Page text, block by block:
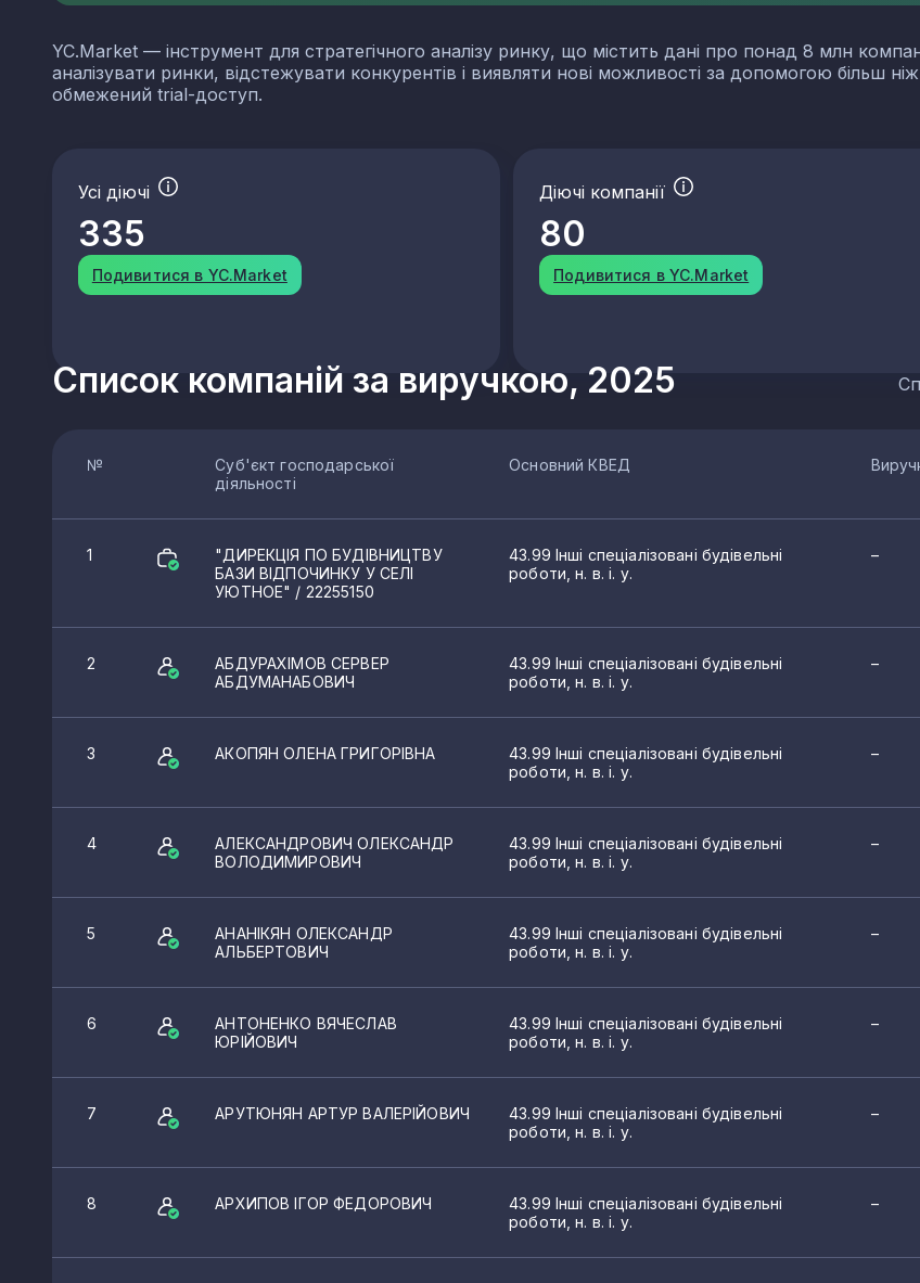
YC.Market — інструмент для стратегічного аналізу ринку, що містить дані про понад 8 млн
аналізувати ринки, відстежувати конкурентів і виявляти нові можливості за допомогою більш
обмежений trial-доступ.
Усі діючі
335
Подивитися в YC.Market
Діючі компанії
80
Подивитися в YC.Market
Список компаній за виручкою, 2025
№
Суб'єкт господарської
діяльності
Основний КВЕД
1
"ДИРЕКЦІЯ ПО БУДІВНИЦТВУ
БАЗИ ВІДПОЧИНКУ У СЕЛІ
УЮТНОЕ" / 22255150
43.99 Інші спеціалізовані будівельні
роботи, н. в. і. у.
–
2
АБДУРАХІМОВ СЕРВЕР
АБДУМАНАБОВИЧ
43.99 Інші спеціалізовані будівельні
роботи, н. в. і. у.
–
3 АКОПЯН ОЛЕНА ГРИГОРІВНА
43.99 Інші спеціалізовані будівельні
роботи, н. в. і. у.
–
4
АЛЕКСАНДРОВИЧ ОЛЕКСАНДР
ВОЛОДИМИРОВИЧ
43.99 Інші спеціалізовані будівельні
роботи, н. в. і. у.
–
5
АНАНІКЯН ОЛЕКСАНДР
АЛЬБЕРТОВИЧ
43.99 Інші спеціалізовані будівельні
роботи, н. в. і. у.
–
6
АНТОНЕНКО ВЯЧЕСЛАВ
ЮРІЙОВИЧ
43.99 Інші спеціалізовані будівельні
роботи, н. в. і. у.
–
7 АРУТЮНЯН АРТУР ВАЛЕРІЙОВИЧ
43.99 Інші спеціалізовані будівельні
роботи, н. в. і. у.
–
8 АРХИПОВ ІГОР ФЕДОРОВИЧ
43.99 Інші спеціалізовані будівельні
роботи, н. в. і. у.
–